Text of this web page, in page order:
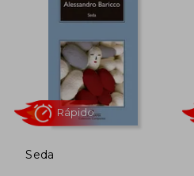
Seda